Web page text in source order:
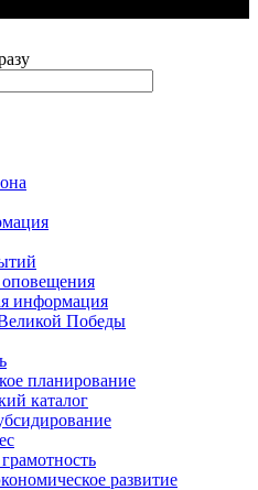
информация
Победы
планирование
каталог
развитие